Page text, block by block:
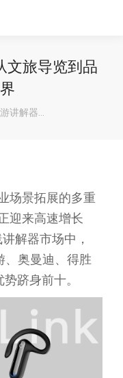
文旅导览到品
讲解器…
场景拓展的多重
迎来高速增长
解器市场中，
、奥曼迪、得胜
跻身前十。